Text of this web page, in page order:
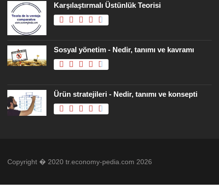
Karşılaştırmalı Üstünlük Teorisi
Sosyal yönetim - Nedir, tanımı ve kavramı
Ürün stratejileri - Nedir, tanımı ve konsepti
Copyright � 2020 tr.economy-pedia.com 2026